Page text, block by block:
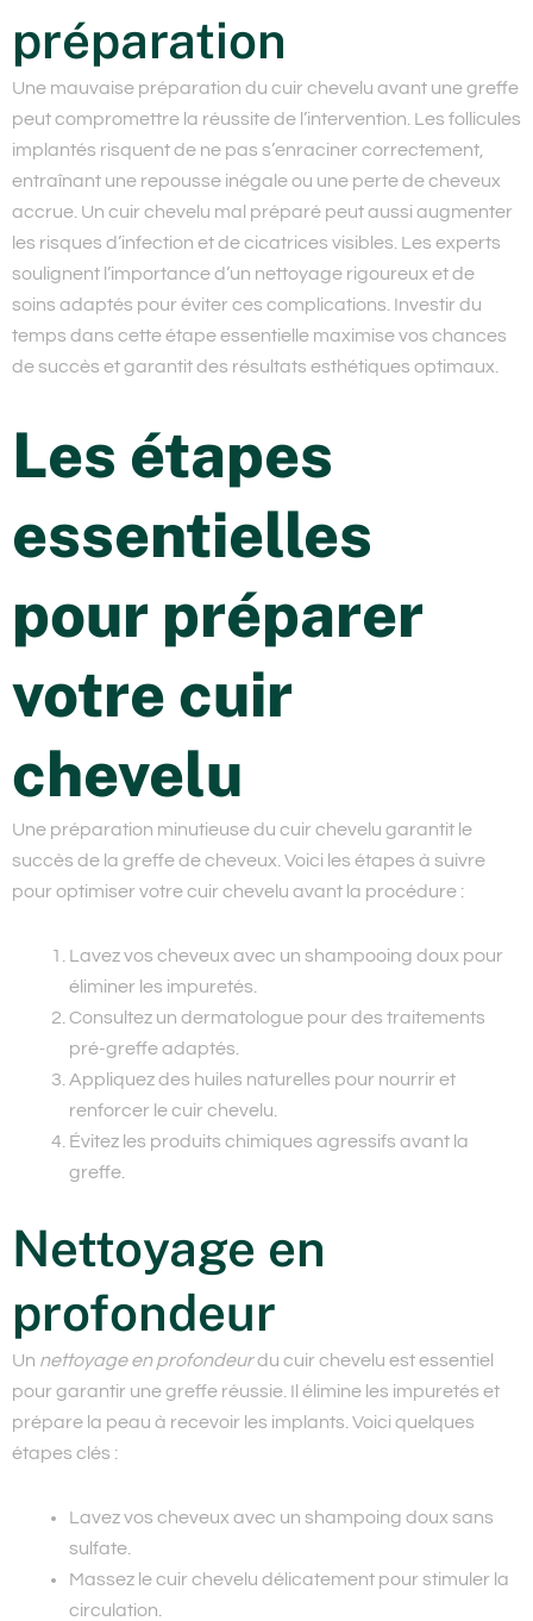
préparation
Une mauvaise préparation du cuir chevelu avant une greffe
peut compromettre la réussite de l’intervention. Les follicules
implantés risquent de ne pas s’enraciner correctement,
entraînant une repousse inégale ou une perte de cheveux
accrue. Un cuir chevelu mal préparé peut aussi augmenter
les risques d’infection et de cicatrices visibles. Les experts
soulignent l’importance d’un nettoyage rigoureux et de
soins adaptés pour éviter ces complications. Investir du
temps dans cette étape essentielle maximise vos chances
de succès et garantit des résultats esthétiques optimaux.
Les étapes
essentielles
pour préparer
votre cuir
chevelu
Une préparation minutieuse du cuir chevelu garantit le
succès de la greffe de cheveux. Voici les étapes à suivre
pour optimiser votre cuir chevelu avant la procédure :
Lavez vos cheveux avec un shampooing doux pour
éliminer les impuretés.
Consultez un dermatologue pour des traitements
pré-greffe adaptés.
Appliquez des huiles naturelles pour nourrir et
renforcer le cuir chevelu.
Évitez les produits chimiques agressifs avant la
greffe.
Nettoyage en
profondeur
Un nettoyage en profondeurdu cuir chevelu est essentiel
pour garantir une greffe réussie. Il élimine les impuretés et
prépare la peau à recevoir les implants. Voici quelques
étapes clés :
Lavez vos cheveux avec un shampoing doux sans
sulfate.
Massez le cuir chevelu délicatement pour stimuler la
circulation.